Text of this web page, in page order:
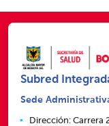
Subred
Sede
Dirección: Carrera